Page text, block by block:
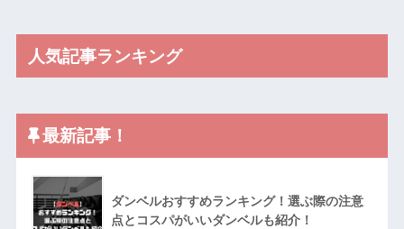
人気記事ランキング
最新記事！
ダンベルおすすめランキング！選ぶ際の注意
点とコスパがいいダンベルも紹介！